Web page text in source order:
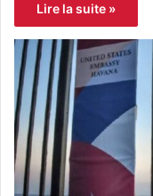
Lire la suite »